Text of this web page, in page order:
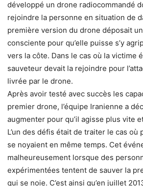
développé un drone radiocommandé
rejoindre la personne en situation de
première version du drone déposait
consciente pour qu’elle puisse s’y
vers la côte. Dans le cas où la victime
sauveteur devait la rejoindre pour
livrée par le drone.
Après avoir testé avec succès les
premier drone, l’équipe Iranienne a
augmenter pour qu’il agisse plus vite
L’un des défis était de traiter le cas
se noyaient en même temps. Cet
malheureusement lorsque des
expérimentées tentent de sauver la
qui se noie. C’est ainsi qu’en juillet